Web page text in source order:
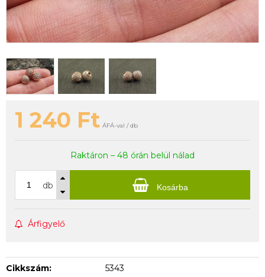
1 240 Ft ÁFÁ-val / db
Raktáron – 48 órán belül nálad
db Kosárba
Árfigyelő
Cikkszám: 5343